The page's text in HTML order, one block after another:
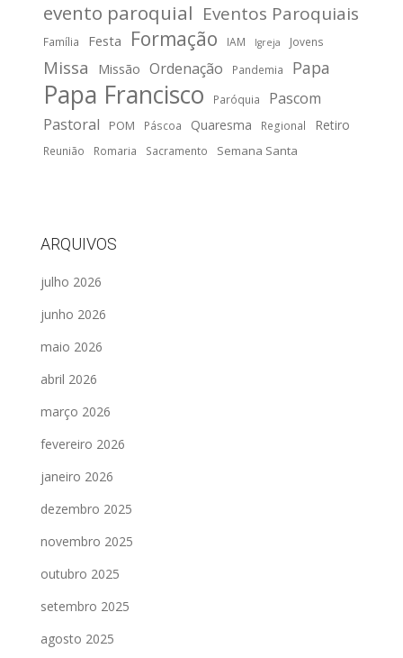
evento paroquial Eventos Paroquiais
Família Festa Formação IAM Igreja Jovens
Missa Missão Ordenação Pandemia Papa
Papa Francisco Paróquia
Pascom
Pastoral
POM Páscoa Quaresma Regional Retiro
Reunião Romaria Sacramento Semana Santa
ARQUIVOS
julho 2026
junho 2026
maio 2026
abril 2026
março 2026
fevereiro 2026
janeiro 2026
dezembro 2025
novembro 2025
outubro 2025
setembro 2025
agosto 2025